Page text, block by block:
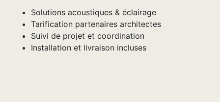
Solutions acoustiques & éclairage
Tarification partenaires architectes
Suivi de projet et coordination
Installation et livraison incluses